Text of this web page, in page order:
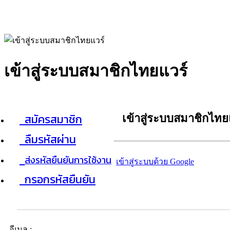
เข้าสู่ระบบสมาชิกไทยแวร์
สมัครสมาชิก
ลืมรหัสผ่าน
ส่งรหัสยืนยันการใช้งาน
กรอกรหัสยืนยัน
เข้าสู่ระบบสมาชิกไท
เข้าสู่ระบบด้วย Google